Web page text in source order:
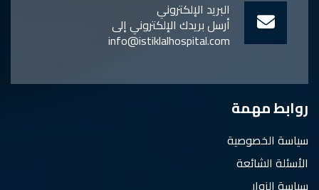
البريد الإلكتروني
أرسل بريدك الإلكتروني إلى
info@istiklalhospital.com
روابط مهمة
سياسة الخصوصية
الأسئلة الشائعة
سياسة الزوار